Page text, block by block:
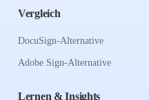
Vergleich
DocuSign-Alternative
Adobe Sign-Alternative
Lernen & Insights